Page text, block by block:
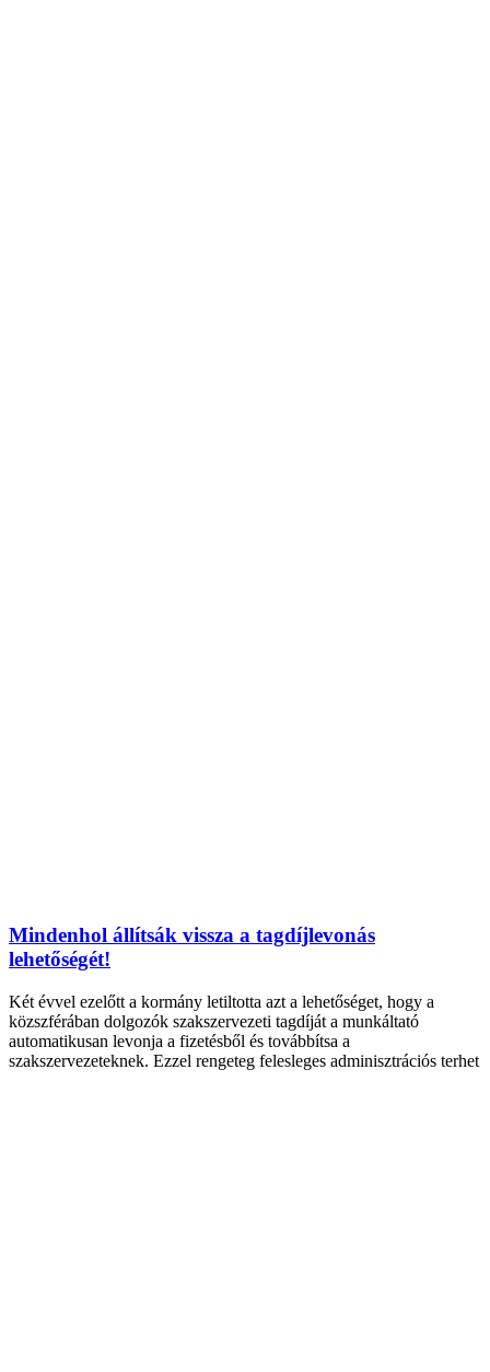
Mindenhol állítsák vissza a tagdíjlevonás
lehetőségét!
Két évvel ezelőtt a kormány letiltotta azt a lehetőséget, hogy a
közszférában dolgozók szakszervezeti tagdíját a munkáltató
automatikusan levonja a fizetésből és továbbítsa a
szakszervezeteknek. Ezzel rengeteg felesleges adminisztrációs terhet